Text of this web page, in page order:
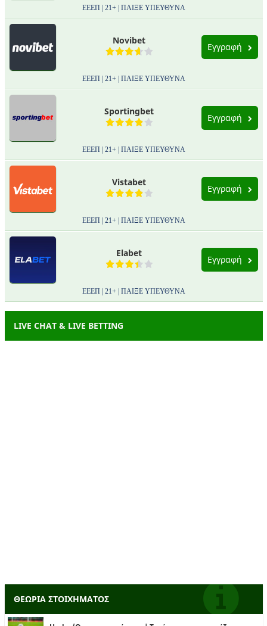
ΕΕΕΠ | 21+ | ΠΑΙΞΕ ΥΠΕΥΘΥΝΑ
Novibet
Εγγραφή
ΕΕΕΠ | 21+ | ΠΑΙΞΕ ΥΠΕΥΘΥΝΑ
Sportingbet
Εγγραφή
ΕΕΕΠ | 21+ | ΠΑΙΞΕ ΥΠΕΥΘΥΝΑ
Vistabet
Εγγραφή
ΕΕΕΠ | 21+ | ΠΑΙΞΕ ΥΠΕΥΘΥΝΑ
Elabet
Εγγραφή
ΕΕΕΠ | 21+ | ΠΑΙΞΕ ΥΠΕΥΘΥΝΑ
LIVE CHAT & LIVE BETTING
ΘΕΩΡΙΑ ΣΤΟΙΧΗΜΑΤΟΣ